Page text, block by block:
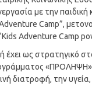
με την
Camp”,
Adventure Camp
έχει ως στρατηγικό
«ΠΡΟΛΗΨΗ»
διατροφή, την